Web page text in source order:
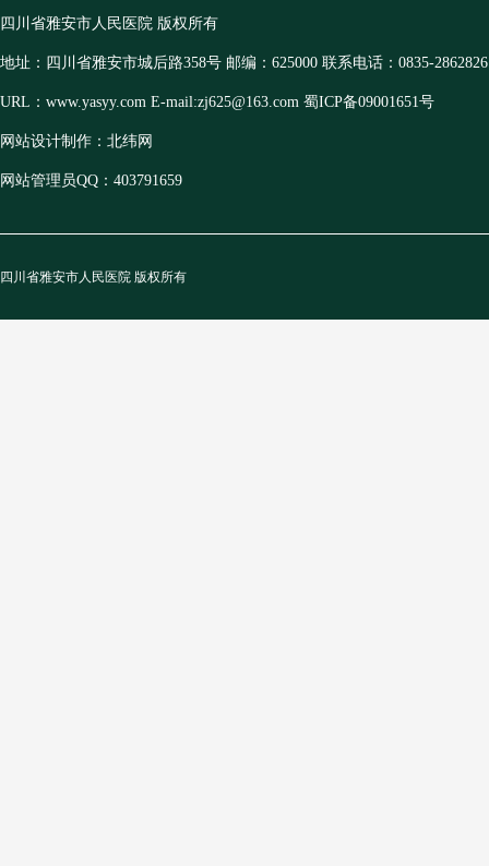
四川省雅安市人民医院 版权所有
地址：四川省雅安市城后路358号 邮编：625000 联系电话：0835-2862826
URL：www.yasyy.com E-mail:zj625@163.com 蜀ICP备09001651号
网站设计制作：北纬网
网站管理员QQ：403791659
四川省雅安市人民医院 版权所有